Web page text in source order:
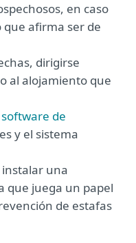
en caso
afirma ser de
dirigirse
al alojamiento que
software de
y el sistema
instalar una
que juega un papel
de estafas